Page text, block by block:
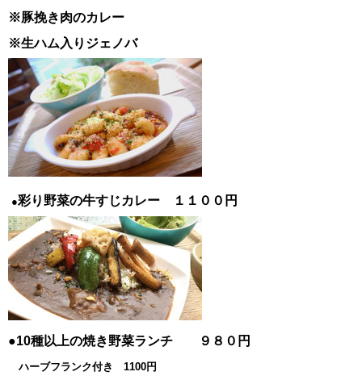
※豚挽き肉のカレー
※生ハム入りジェノバ
●彩り野菜の牛すじカレー １１００円
●10種以上の焼き野菜ランチ ９８０円
ハーブフランク付き 1100円